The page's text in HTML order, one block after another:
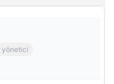
yönetici